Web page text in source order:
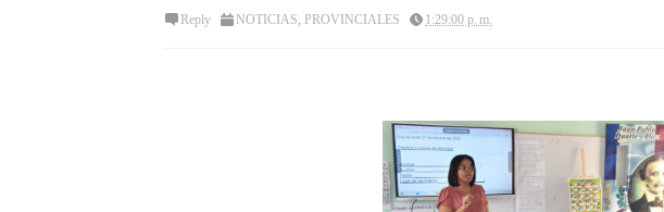
Reply NOTICIAS, PROVINCIALES 1:29:00 p. m.